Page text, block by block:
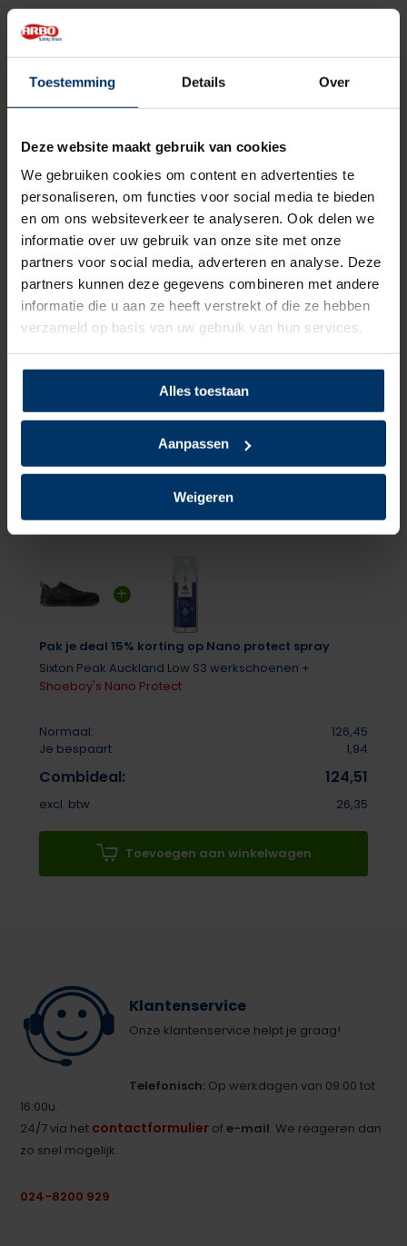
Toestemming Details Over
Deze website maakt gebruik van cookies
We gebruiken cookies om content en advertenties te
personaliseren, om functies voor social media te bieden
en om ons websiteverkeer te analyseren. Ook delen we
informatie over uw gebruik van onze site met onze
partners voor social media, adverteren en analyse. Deze
partners kunnen deze gegevens combineren met andere
informatie die u aan ze heeft verstrekt of die ze hebben
verzameld op basis van uw gebruik van hun services.
Alles toestaan
Aanpassen
Weigeren
Pak je deal 15% korting op Nano protect spray
Sixton Peak Auckland Low S3 werkschoenen +
Shoeboy's Nano Protect
Normaal:
126,45
Je bespaart
1,94
Combideal: 124,51
excl. btw 26,35
Toevoegen aan winkelwagen
Zoolbeveiliging
Zoolmateriaal PU/PU
Overige specificaties
Kleur Zwart
Beoordelingen
0van5 Gebaseerd op 0 beoordeling(en)
Schrijf je eigen review
Er zijn nog geen reviews geschreven over dit product..
Klantenservice
Onze klantenservice helpt je graag!
Telefonisch: Op werkdagen van 09:00 tot
16:00u.
24/7 via het contactformulier ofe-mail. We reageren dan
zo snel mogelijk.
024-8200 929